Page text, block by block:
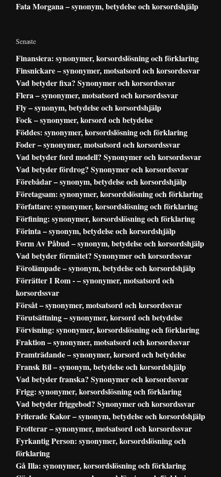
Fata Morgana – synonym, betydelse och korsordshjälp
Senaste
Finansiera: synonymer, korsordslösning och förklaring
Finsnickare – synonymer, motsatsord och korsordssvar
Vad betyder fixa? Synonymer och korsordssvar
Flera – synonymer, motsatsord och korsordssvar
Fly – synonym, betydelse och korsordshjälp
Fock – synonymer, korsord och betydelse
Föddes: synonymer, korsordslösning och förklaring
Foder – synonymer, motsatsord och korsordssvar
Vad betyder ford modell? Synonymer och korsordssvar
Vad betyder fördrog? Synonymer och korsordssvar
Förebådar – synonym, betydelse och korsordshjälp
Företagsam: synonymer, korsordslösning och förklaring
Författare: synonymer, korsordslösning och förklaring
Förfining: synonymer, korsordslösning och förklaring
Förinta – synonym, betydelse och korsordshjälp
Form Av Påbud – synonym, betydelse och korsordshjälp
Vad betyder förmätet? Synonymer och korsordssvar
Förolämpade – synonym, betydelse och korsordshjälp
Förrätter I Rom - – synonymer, motsatsord och
korsordssvar
Försåt – synonymer, motsatsord och korsordssvar
Förutsättning – synonymer, korsord och betydelse
Förvisning: synonymer, korsordslösning och förklaring
Fraktion – synonymer, motsatsord och korsordssvar
Framträdande – synonymer, korsord och betydelse
Fransk Bil – synonym, betydelse och korsordshjälp
Vad betyder franska? Synonymer och korsordssvar
Frigg: synonymer, korsordslösning och förklaring
Vad betyder friggebod? Synonymer och korsordssvar
Friterade Kakor – synonym, betydelse och korsordshjälp
Frotterar – synonymer, motsatsord och korsordssvar
Fyrkantig Person: synonymer, korsordslösning och
förklaring
Gå Illa: synonymer, korsordslösning och förklaring